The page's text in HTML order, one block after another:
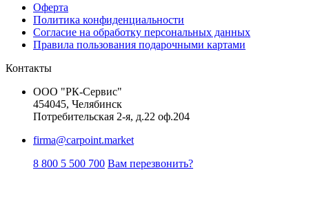
Оферта
Политика конфиденциальности
Согласие на обработку персональных данных
Правила пользования подарочными картами
Контакты
ООО "РК-Сервис"
454045, Челябинск
Потребительская 2-я, д.22 оф.204
firma@carpoint.market
8 800 5 500 700 Вам перезвонить?